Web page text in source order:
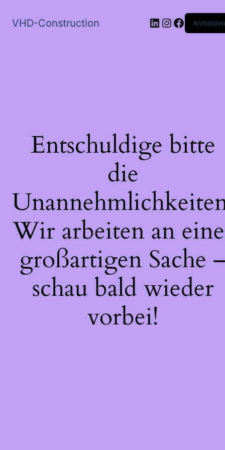
VHD-Construction LinkedIn
Instagram
Anmelden
Entschuldige bitte
die
Wir arbeiten an
großartigen Sache
schau bald wieder
vorbei!